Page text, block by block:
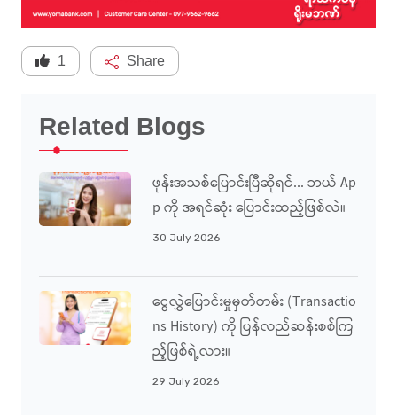
1 Share
Related Blogs
ဖုန်းအသစ်ပြောင်းပြီဆိုရင်... ဘယ် Ap
P ကို အရင်ဆုံး ပြောင်းထည့်ဖြစ်လဲ။
30 July 2026
ငွေလွှဲပြောင်းမှုမှတ်တမ်း (Transactio
Ns History) ကို ပြန်လည်ဆန်းစစ်ကြ
ည့်ဖြစ်ရဲ့လား။
29 July 2026